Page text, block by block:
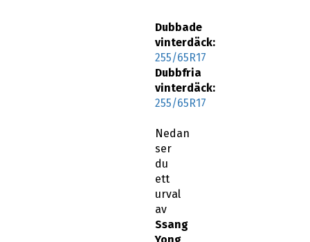
Dubbade
vinterdäck:
255/65R17
Dubbfria
vinterdäck:
255/65R17
Nedan
ser
du
ett
urval
av
Ssang